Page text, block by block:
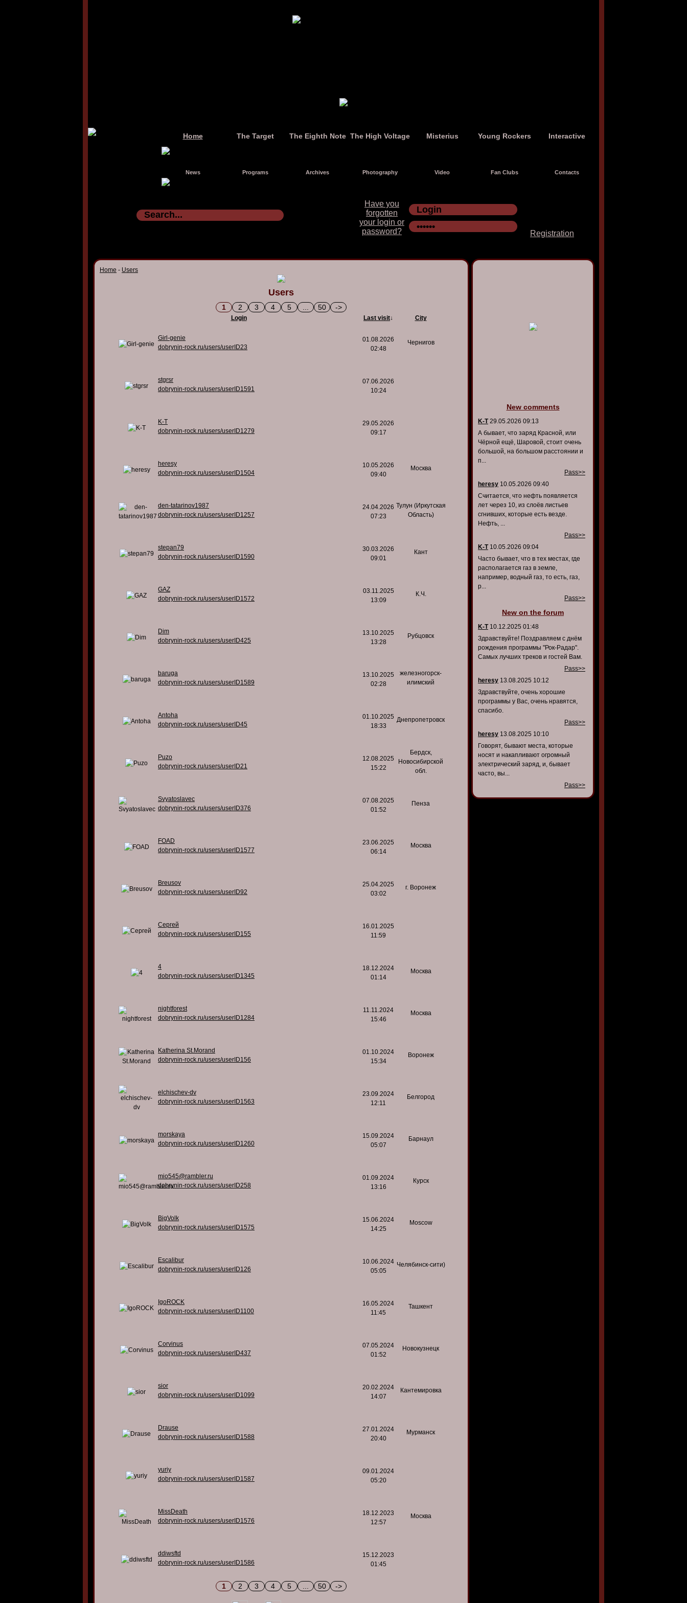
Home The Target The Eighth Note The High Voltage Misterius Young Rockers Interactive
News Programs Archives Photography Video Fan Clubs Contacts
Have you
forgotten
your login or
password?
Registration
Home - Users
Users
1 2 3 4 5 50 ->
Login Last visit↓ City
Girl-genie
dobrynin-rock.ru/users/userID23
01.08.2026
02:48
Чернигов
stgrsr
dobrynin-rock.ru/users/userID1591
07.06.2026
10:24
K-T
dobrynin-rock.ru/users/userID1279
29.05.2026
09:17
heresy
dobrynin-rock.ru/users/userID1504
10.05.2026
09:40
Москва
den-tatarinov1987
dobrynin-rock.ru/users/userID1257
24.04.2026
07:23
Тулун (Иркутская
Область)
stepan79
dobrynin-rock.ru/users/userID1590
30.03.2026
09:01
Кант
GAZ
dobrynin-rock.ru/users/userID1572
03.11.2025
13:09
К.Ч.
Dim
dobrynin-rock.ru/users/userID425
13.10.2025
13:28
Рубцовск
baruga
dobrynin-rock.ru/users/userID1589
13.10.2025
02:28
железногорск-
илимский
Antoha
dobrynin-rock.ru/users/userID45
01.10.2025
18:33
Днепропетровск
Puzo
dobrynin-rock.ru/users/userID21
12.08.2025
15:22
Бердск,
Новосибирской
обл.
Svyatoslavec
dobrynin-rock.ru/users/userID376
07.08.2025
01:52
Пенза
FOAD
dobrynin-rock.ru/users/userID1577
23.06.2025
06:14
Москва
Breusov
dobrynin-rock.ru/users/userID92
25.04.2025
03:02
г. Воронеж
Сергей
dobrynin-rock.ru/users/userID155
16.01.2025
11:59
4
dobrynin-rock.ru/users/userID1345
18.12.2024
01:14
Москва
nightforest
dobrynin-rock.ru/users/userID1284
11.11.2024
15:46
Москва
Katherina St.Morand
dobrynin-rock.ru/users/userID156
01.10.2024
15:34
Воронеж
elchischev-dv
dobrynin-rock.ru/users/userID1563
23.09.2024
12:11
Белгород
morskaya
dobrynin-rock.ru/users/userID1260
15.09.2024
05:07
Барнаул
mio545@rambler.ru
dobrynin-rock.ru/users/userID258
01.09.2024
13:16
Курск
BigVolk
dobrynin-rock.ru/users/userID1575
15.06.2024
14:25
Moscow
Escalibur
dobrynin-rock.ru/users/userID126
10.06.2024
05:05
Челябинск-сити)
IgoROCK
dobrynin-rock.ru/users/userID1100
16.05.2024
11:45
Ташкент
Corvinus
dobrynin-rock.ru/users/userID437
07.05.2024
01:52
Новокузнецк
sior
dobrynin-rock.ru/users/userID1099
20.02.2024
14:07
Кантемировка
Drause
dobrynin-rock.ru/users/userID1588
27.01.2024
20:40
Мурманск
yuriy
dobrynin-rock.ru/users/userID1587
09.01.2024
05:20
MissDeath
dobrynin-rock.ru/users/userID1576
18.12.2023
12:57
Москва
ddiwsftd
dobrynin-rock.ru/users/userID1586
15.12.2023
01:45
1 2 3 4 5 50 ->
New comments
K-T29.05.2026 09:13
А бывает, что заряд Красной, или
Чёрной ещё, Шаровой, стоит очень
большой, на большом расстоянии и
п...
Pass>>
heresy 10.05.2026 09:40
Считается, что нефть появляется
лет через 10, из слоёв листьев
сгнивших, которые есть везде.
Нефть, ...
Pass>>
K-T10.05.2026 09:04
Часто бывает, что в тех местах, где
располагается газ в земле,
например, водный газ, то есть, газ,
р...
Pass>>
New on the forum
K-T10.12.2025 01:48
Здравствуйте! Поздравляем с днём
рождения программы "Рок-Радар".
Самых лучших треков и гостей Вам.
Pass>>
heresy 13.08.2025 10:12
Здравствуйте, очень хорошие
программы у Вас, очень нравятся,
спасибо.
Pass>>
heresy 13.08.2025 10:10
Говорят, бывают места, которые
носят и накапливают огромный
электрический заряд, и, бывает
часто, вы...
Pass>>